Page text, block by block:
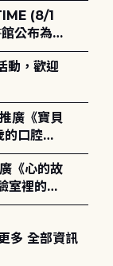
(8/1
公布為
動，歡迎
廣《寶貝
口腔照
《心的故
室裡的放
多 全部資訊